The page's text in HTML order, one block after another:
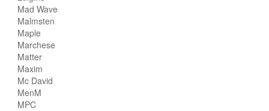
Mad Wave
Malmsten
Maple
Marchese
Matter
Maxim
Mc David
MenM
MPC